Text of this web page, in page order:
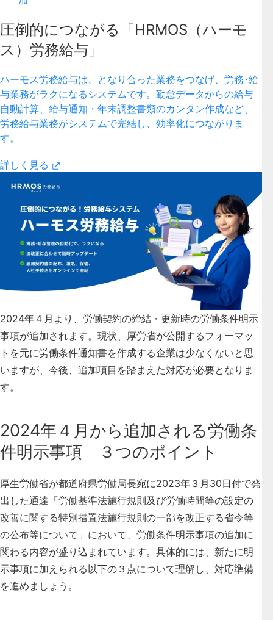
圧倒的につながる「HRMOS（ハーモ
ス）労務給与」
ハーモス労務給与は、となり合った業務をつなげ、労務･給
与業務がラクになるシステムです。勤怠データからの給与
自動計算、給与通知・年末調整書類のカンタン作成など、
労務給与業務がシステムで完結し、効率化につながりま
す。
詳しく見る
2024年４月より、労働契約の締結・更新時の労働条件明示
事項が追加されます。現状、厚労省が公開するフォーマッ
トを元に労働条件通知書を作成する企業は少なくないと思
いますが、今後、追加項目を踏まえた対応が必要となりま
す。
2024年４月から追加される労働条
件明示事項 ３つのポイント
厚生労働省が都道府県労働局長宛に2023年３月30日付で発
出した通達「労働基準法施行規則及び労働時間等の設定の
改善に関する特別措置法施行規則の一部を改正する省令等
の公布等について」において、労働条件明示事項の追加に
関わる内容が盛り込まれています。具体的には、 新たに明
示事項に加えられる以下の３点について理解し、対応準備
を進めましょう 。